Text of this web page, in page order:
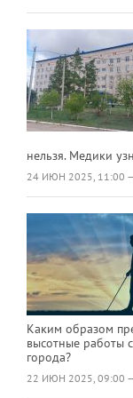
нельзя. Медики
24 ИЮН 2025, 11:00
Каким образом
высотные работы
города?
22 ИЮН 2025, 09:00